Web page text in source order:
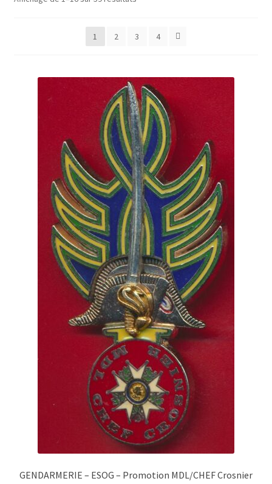
1 2 3 4
GENDARMERIE – ESOG – Promotion MDL/CHEF Crosnier